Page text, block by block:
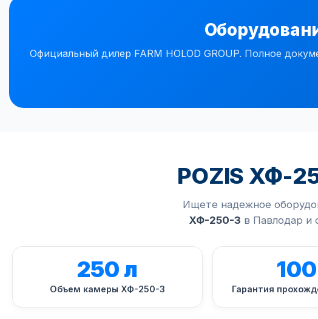
Официальный дилер FARM HOLOD GROUP. Полное
POZIS ХФ-
Ищете надежное
ХФ-250-3 в Павлодар и
250 л
Объем камеры ХФ-250-3 Гарантия